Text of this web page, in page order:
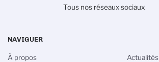
Tous nos réseaux sociaux
NAVIGUER
À propos
Actualités